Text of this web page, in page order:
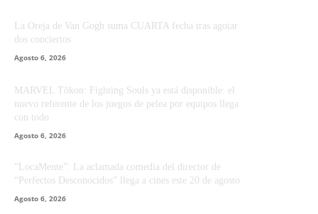
La Oreja de Van Gogh suma CUARTA fecha tras agotar
dos conciertos
Agosto 6, 2026
MARVEL Tōkon: Fighting Souls ya está disponible: el
nuevo referente de los juegos de pelea por equipos llega
con todo
Agosto 6, 2026
“LocaMente”: La aclamada comedia del director de
“Perfectos Desconocidos” llega a cines este 20 de agosto
Agosto 6, 2026